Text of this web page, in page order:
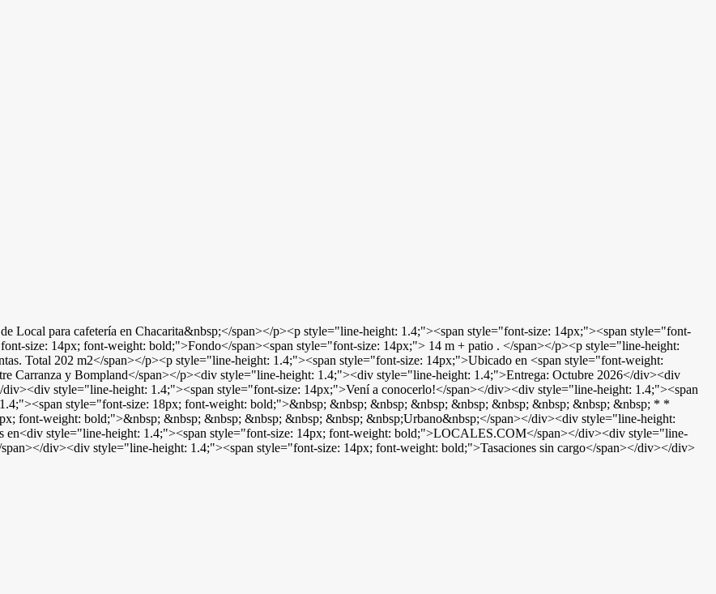
para cafetería en Chacarita&nbsp;</span></p><p style="line-height: 1.4;"><span style="font-size: 14px;"><span style="font-
size: 14px; font-weight: bold;">Fondo</span><span style="font-size: 14px;"> 14 m + patio . </span></p><p style="line-height:
Total 202 m2</span></p><p style="line-height: 1.4;"><span style="font-size: 14px;">Ubicado en <span style="font-weight:
Carranza y Bompland</span></p><div style="line-height: 1.4;"><div style="line-height: 1.4;">Entrega: Octubre 2026</div><div
style="line-height: 1.4;"><span style="font-size: 14px;">Vení a conocerlo!</span></div><div style="line-height: 1.4;"><span
style="font-size: 18px; font-weight: bold;">&nbsp; &nbsp; &nbsp; &nbsp; &nbsp; &nbsp; &nbsp; &nbsp; &nbsp; * *
font-weight: bold;">&nbsp; &nbsp; &nbsp; &nbsp; &nbsp; &nbsp; &nbsp;Urbano&nbsp;</span></div><div style="line-height:
en<div style="line-height: 1.4;"><span style="font-size: 14px; font-weight: bold;">LOCALES.COM</span></div><div style="line-
div><div style="line-height: 1.4;"><span style="font-size: 14px; font-weight: bold;">Tasaciones sin cargo</span></div></div>